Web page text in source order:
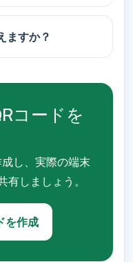
ますか？
コードを
し、実際の端末
しましょう。
を作成